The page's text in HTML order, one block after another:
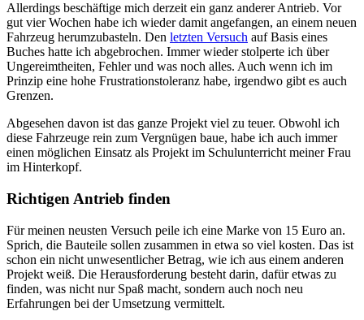
Allerdings beschäftige mich derzeit ein ganz anderer Antrieb. Vor
gut vier Wochen habe ich wieder damit angefangen, an einem neuen
Fahrzeug herumzubasteln. Den letzten Versuch auf Basis eines
Buches hatte ich abgebrochen. Immer wieder stolperte ich über
Ungereimtheiten, Fehler und was noch alles. Auch wenn ich im
Prinzip eine hohe Frustrationstoleranz habe, irgendwo gibt es auch
Grenzen.
Abgesehen davon ist das ganze Projekt viel zu teuer. Obwohl ich
diese Fahrzeuge rein zum Vergnügen baue, habe ich auch immer
einen möglichen Einsatz als Projekt im Schulunterricht meiner Frau
im Hinterkopf.
Richtigen Antrieb finden
Für meinen neusten Versuch peile ich eine Marke von 15 Euro an.
Sprich, die Bauteile sollen zusammen in etwa so viel kosten. Das ist
schon ein nicht unwesentlicher Betrag, wie ich aus einem anderen
Projekt weiß. Die Herausforderung besteht darin, dafür etwas zu
finden, was nicht nur Spaß macht, sondern auch noch neu
Erfahrungen bei der Umsetzung vermittelt.